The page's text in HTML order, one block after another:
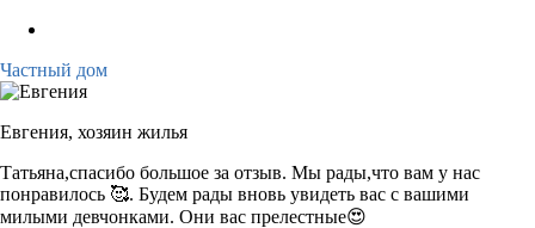
Частный дом
Евгения, хозяин жилья
Татьяна,спасибо большое за отзыв. Мы рады,что вам у нас
понравилось 🥰. Будем рады вновь увидеть вас с вашими
милыми девчонками. Они вас прелестные😍